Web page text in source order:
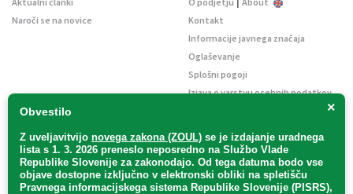
×
Obvestilo
Z uveljavitvijo novega zakona (ZOUL) se je izdajanje uradnega
lista s 1. 3. 2026 preneslo neposredno na Službo Vlade
Republike Slovenije za zakonodajo. Od tega datuma bodo vse
objave dostopne izključno v elektronski obliki na spletišču
Pravnega informacijskega sistema Republike Slovenije (PISRS),
Naroči se na novice
Kontakt
Informacije javnega značaja
Oglaševanje
Splošni pogoji
Izjava o varstvu osebnih podatkov